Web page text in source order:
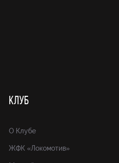
КЛУБ
О Клубе
ЖФК «Локомотив»